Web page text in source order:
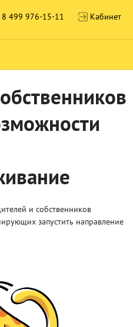
8 499 976-15-11 Кабинет
и собственников
запустить направление